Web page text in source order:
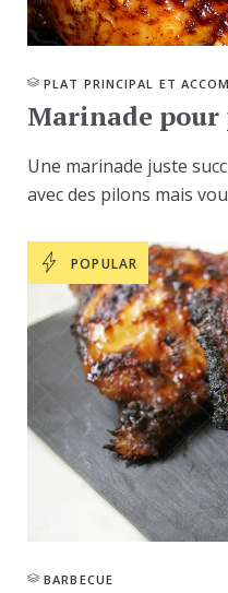
PLAT PRINCIPAL ET
Marinade
Une marinade juste
avec des pilons mais
POPULAR
BARBECUE